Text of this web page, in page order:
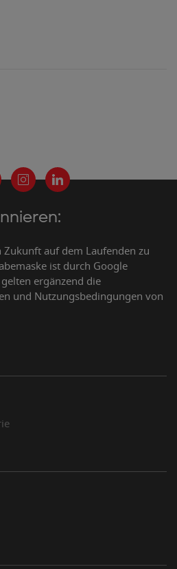
auf dem Laufenden zu
ist durch Google
gelten ergänzend die
und Nutzungsbedingungen von